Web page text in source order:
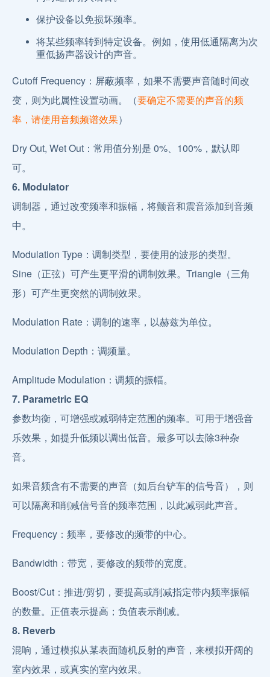
保护设备以免损坏频率。
将某些频率转到特定设备。例如，使用低通隔离为次
重低扬声器设计的声音。
Cutoff Frequency：屏蔽频率，如果不需要声音随时间改
变，则为此属性设置动画。（要确定不需要的声音的频
率，请使用音频频谱效果）
Dry Out, Wet Out：常用值分别是 0%、100%，默认即
可。
6. Modulator
调制器，通过改变频率和振幅，将颤音和震音添加到音频
中。
Modulation Type：调制类型，要使用的波形的类型。
Sine（正弦）可产生更平滑的调制效果。Triangle（三角
形）可产生更突然的调制效果。
Modulation Rate：调制的速率，以赫兹为单位。
Modulation Depth：调频量。
Amplitude Modulation：调频的振幅。
7. Parametric EQ
参数均衡，可增强或减弱特定范围的频率。可用于增强音
乐效果，如提升低频以调出低音。最多可以去除3种杂
音。
如果音频含有不需要的声音（如后台铲车的信号音），则
可以隔离和削减信号音的频率范围，以此减弱此声音。
Frequency：频率，要修改的频带的中心。
Bandwidth：带宽，要修改的频带的宽度。
Boost/Cut：推进/剪切，要提高或削减指定带内频率振幅
的数量。正值表示提高；负值表示削减。
8. Reverb
混响，通过模拟从某表面随机反射的声音，来模拟开阔的
室内效果，或真实的室内效果。